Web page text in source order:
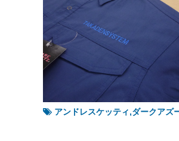
アンドレスケッティ,ダークアズ